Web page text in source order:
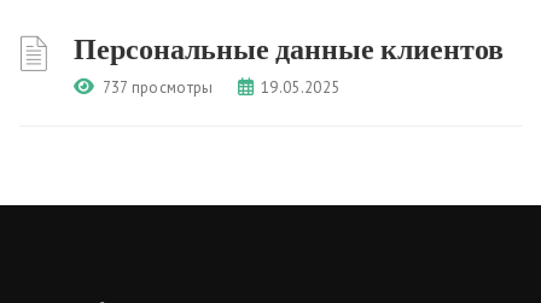
Персональные данные клиентов
737 просмотры 19.05.2025